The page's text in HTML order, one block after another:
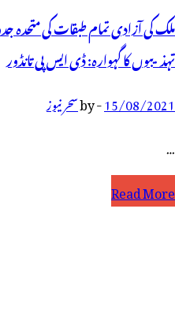
ملک کی آزادی تمام طبقات کی متحدہ
تہذیبوں کا گہوارہ: ڈی ایس پی تانڈور
15/08/2021
-
byسحر نیوز
…
ملک
Read More